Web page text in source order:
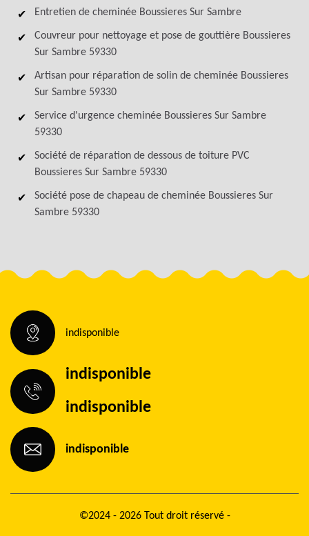
Entretien de cheminée Boussieres Sur Sambre
Couvreur pour nettoyage et pose de gouttière Boussieres
Sur Sambre 59330
Artisan pour réparation de solin de cheminée Boussieres
Sur Sambre 59330
Service d'urgence cheminée Boussieres Sur Sambre
59330
Société de réparation de dessous de toiture PVC
Boussieres Sur Sambre 59330
Société pose de chapeau de cheminée Boussieres Sur
Sambre 59330
indisponible
indisponible
indisponible
indisponible
©2024 - 2026 Tout droit réservé -